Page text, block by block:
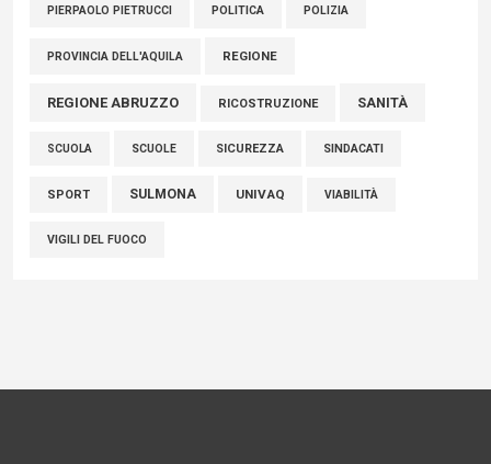
PIERPAOLO PIETRUCCI POLITICA POLIZIA
PROVINCIA DELL'AQUILA REGIONE
REGIONE ABRUZZO RICOSTRUZIONE SANITÀ
SCUOLA SCUOLE SICUREZZA SINDACATI
SPORT SULMONA UNIVAQ VIABILITÀ
VIGILI DEL FUOCO